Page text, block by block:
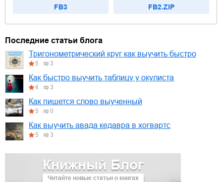
FB3 FB2.ZIP
Книжный Блог
Читайте новые статьи о книгах
Последние статьи блога
Тригонометрический круг как выучить быстро
5 3
Как быстро выучить таблицу у окулиста
4 3
Как пишется слово выученный
5 0
Как выучить авада кедавра в хогвартс
5 3